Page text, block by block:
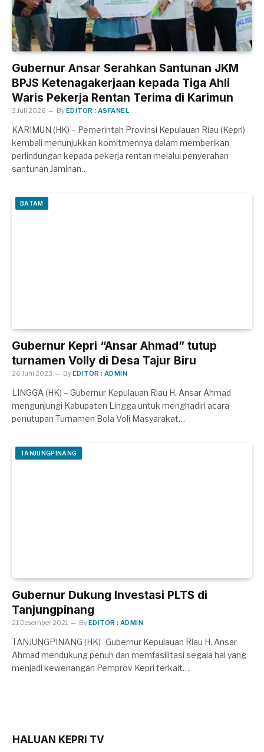
Gubernur Ansar Serahkan Santunan JKM
BPJS Ketenagakerjaan kepada Tiga Ahli
Waris Pekerja Rentan Terima di Karimun
3 Juli 2026 ByEDITOR : ASFANEL
KARIMUN (HK) – Pemerintah Provinsi Kepulauan Riau (Kepri)
kembali menunjukkan komitmennya dalam memberikan
perlindungan kepada pekerja rentan melalui penyerahan
santunan Jaminan…
BATAM
Gubernur Kepri “Ansar Ahmad” tutup
turnamen Volly di Desa Tajur Biru
26 Juni 2023 ByEDITOR : ADMIN
LINGGA (HK) – Gubernur Kepulauan Riau H. Ansar Ahmad
mengunjungi Kabupaten Lingga untuk menghadiri acara
penutupan Turnamen Bola Voli Masyarakat…
TANJUNGPINANG
Gubernur Dukung Investasi PLTS di
Tanjungpinang
21 Desember 2021 ByEDITOR : ADMIN
TANJUNGPINANG (HK)- Gubernur Kepulauan Riau H. Ansar
Ahmad mendukung penuh dan memfasilitasi segala hal yang
menjadi kewenangan Pemprov Kepri terkait…
HALUAN KEPRI TV